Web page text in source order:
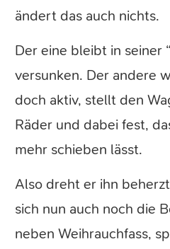
ändert das auch nichts.
Der eine bleibt in seiner
versunken. Der andere
doch aktiv, stellt den
Räder und dabei fest,
mehr schieben lässt.
Also dreht er ihn
sich nun auch noch die
neben Weihrauchfass,